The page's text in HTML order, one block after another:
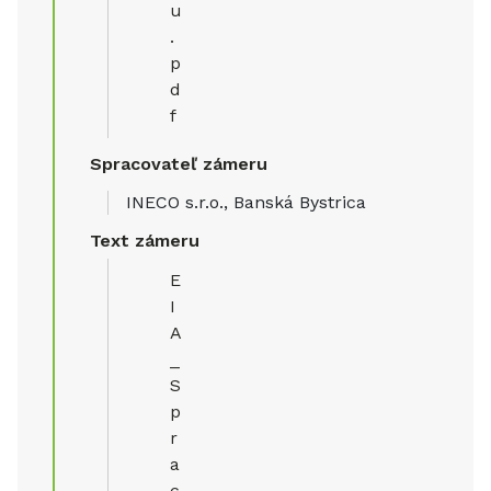
u
.
p
d
f
Spracovateľ zámeru
INECO s.r.o., Banská Bystrica
Text zámeru
E
I
A
S
p
r
a